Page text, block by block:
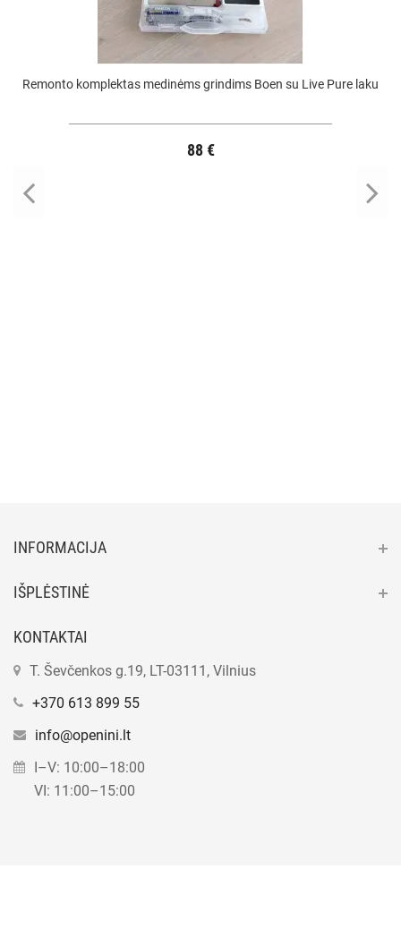
Remonto komplektas medinėms grindims Boen su Live Pure laku
88 €
INFORMACIJA
IŠPLĖSTINĖ
KONTAKTAI
T. Ševčenkos g.19, LT-03111, Vilnius
+370 613 899 55
info@openini.lt
I–V: 10:00–18:00
VI: 11:00–15:00